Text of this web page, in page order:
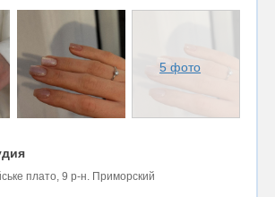
5 фото
плато, 9 р-н. Приморский